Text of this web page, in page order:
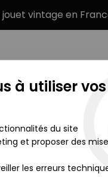
jouet vintage en
DE PRODUIT
à utiliser vos
du site
et proposer des
les erreurs